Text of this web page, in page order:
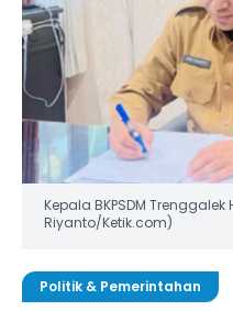
Kepala BKPSDM
Riyanto/Ketik.com)
Politik & Pemerintahan